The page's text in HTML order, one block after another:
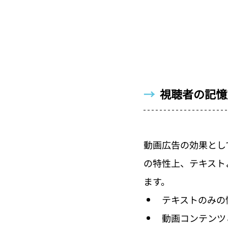
→ 視聴者の記
動画広告の効果と
の特性上、テキス
ます。
テキストのみ
動画コンテン